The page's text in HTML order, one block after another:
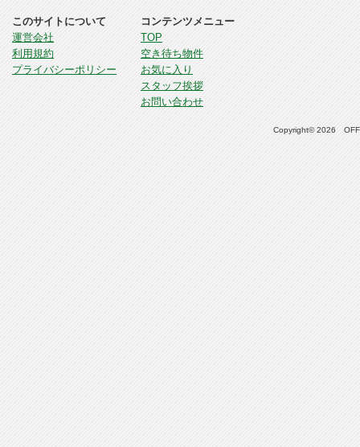
このサイトについて
運営会社
利用規約
プライバシーポリシー
コンテンツメニュー
TOP
空き待ち物件
お気に入り
スタッフ挨拶
お問い合わせ
Copyright© 2026